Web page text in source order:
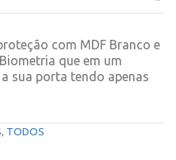
com MDF Branco e
que em um
sua porta tendo apenas
, TODOS